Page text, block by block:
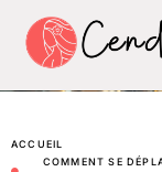
ACCUEIL
COMMENT SE